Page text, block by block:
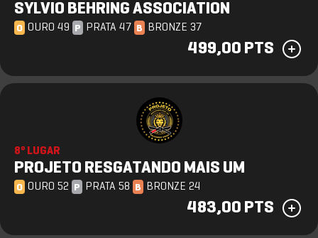
SYLVIO BEHRING ASSOCIATION
O OURO 49 P PRATA 47 B BRONZE 37
499,00 PTS
8º LUGAR
PROJETO RESGATANDO MAIS UM
O OURO 52 P PRATA 58 B BRONZE 24
483,00 PTS